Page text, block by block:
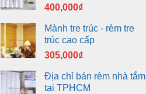
400,000₫
Mành tre trúc - rèm tre
trúc cao cấp
305,000₫
Địa chỉ bán rèm nhà tắm
tại TPHCM